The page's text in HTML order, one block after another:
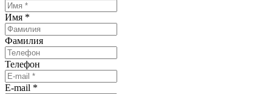
Имя *
Фамилия
Телефон
E-mail *